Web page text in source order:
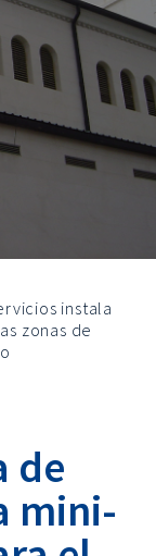
instala
zonas de
de
mini-